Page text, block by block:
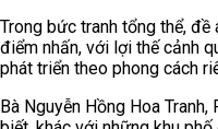
Trong bức tranh tổng thể,
điểm nhấn, với lợi thế cảnh
phát triển theo phong cách
Bà Nguyễn Hồng Hoa